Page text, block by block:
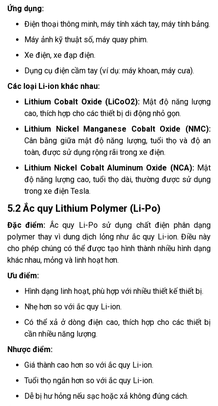
Ứng dụng:
Điện thoại thông minh, máy tính xách tay, máy tính bảng.
Máy ảnh kỹ thuật số, máy quay phim.
Xe điện, xe đạp điện.
Dụng cụ điện cầm tay (ví dụ: máy khoan, máy cưa).
Các loại Li-ion khác nhau:
Lithium Cobalt Oxide (LiCoO2): Mật độ năng lượng
cao, thích hợp cho các thiết bị di động nhỏ gọn.
Lithium Nickel Manganese Cobalt Oxide (NMC):
Cân bằng giữa mật độ năng lượng, tuổi thọ và độ an
toàn, được sử dụng rộng rãi trong xe điện.
Lithium Nickel Cobalt Aluminum Oxide (NCA): Mật
độ năng lượng cao, tuổi thọ dài, thường được sử dụng
trong xe điện Tesla.
5.2 Ắc quy Lithium Polymer (Li-Po)
Đặc điểm: Ắc quy Li-Po sử dụng chất điện phân dạng
polymer thay vì dung dịch lỏng như ắc quy Li-ion. Điều này
cho phép chúng có thể được tạo hình thành nhiều hình dạng
khác nhau, mỏng và linh hoạt hơn.
Ưu điểm:
Hình dạng linh hoạt, phù hợp với nhiều thiết kế thiết bị.
Nhẹ hơn so với ắc quy Li-ion.
Có thể xả ở dòng điện cao, thích hợp cho các thiết bị
cần nhiều năng lượng.
Nhược điểm:
Giá thành cao hơn so với ắc quy Li-ion.
Tuổi thọ ngắn hơn so với ắc quy Li-ion.
Dễ bị hư hỏng nếu sạc hoặc xả không đúng cách.